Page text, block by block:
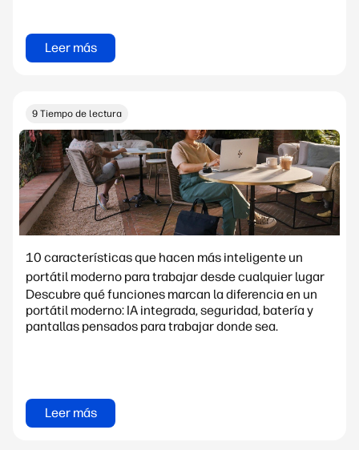
Leer más
9 Tiempo de lectura
10 características que hacen más inteligente un
portátil moderno para trabajar desde cualquier lugar
Descubre qué funciones marcan la diferencia en un
portátil moderno: IA integrada, seguridad, batería y
pantallas pensados para trabajar donde sea.
Leer más